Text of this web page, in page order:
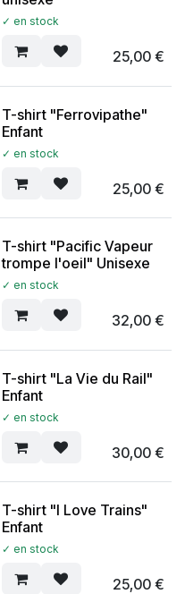
✓ en stock
25,00€
T-shirt "Ferrovipathe"
Enfant
✓ en stock
25,00€
T-shirt "Pacific Vapeur
trompe l'oeil" Unisexe
✓ en stock
32,00€
T-shirt "La Vie du Rail"
Enfant
✓ en stock
30,00€
T-shirt "I Love Trains"
Enfant
✓ en stock
25,00€